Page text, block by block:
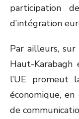
participation
d’intégration
Par ailleurs,
Haut-Karabagh
l’UE promeut
économique,
de